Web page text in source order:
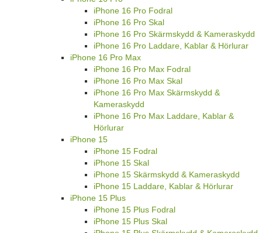
iPhone 16 Pro Fodral
iPhone 16 Pro Skal
iPhone 16 Pro Skärmskydd & Kameraskydd
iPhone 16 Pro Laddare, Kablar & Hörlurar
iPhone 16 Pro Max
iPhone 16 Pro Max Fodral
iPhone 16 Pro Max Skal
iPhone 16 Pro Max Skärmskydd &
Kameraskydd
iPhone 16 Pro Max Laddare, Kablar &
Hörlurar
iPhone 15
iPhone 15 Fodral
iPhone 15 Skal
iPhone 15 Skärmskydd & Kameraskydd
iPhone 15 Laddare, Kablar & Hörlurar
iPhone 15 Plus
iPhone 15 Plus Fodral
iPhone 15 Plus Skal